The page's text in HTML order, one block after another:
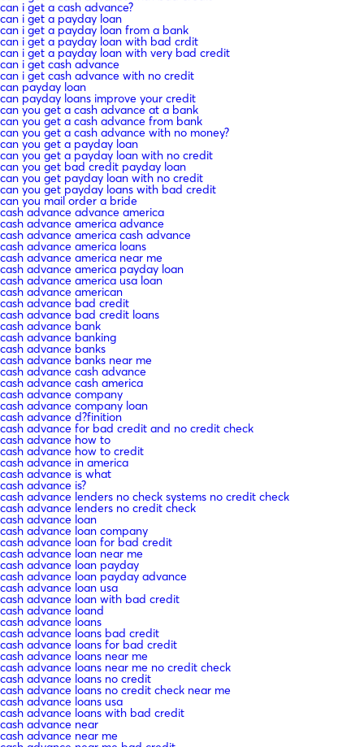
can i get a cash advance?
can i get a payday loan
can i get a payday loan from a bank
can i get a payday loan with bad crdit
can i get a payday loan with very bad credit
can i get cash advance
can i get cash advance with no credit
can payday loan
can payday loans improve your credit
can you get a cash advance at a bank
can you get a cash advance from bank
can you get a cash advance with no money?
can you get a payday loan
can you get a payday loan with no credit
can you get bad credit payday loan
can you get payday loan with no credit
can you get payday loans with bad credit
can you mail order a bride
cash advance advance america
cash advance america advance
cash advance america cash advance
cash advance america loans
cash advance america near me
cash advance america payday loan
cash advance america usa loan
cash advance american
cash advance bad credit
cash advance bad credit loans
cash advance bank
cash advance banking
cash advance banks
cash advance banks near me
cash advance cash advance
cash advance cash america
cash advance company
cash advance company loan
cash advance d?finition
cash advance for bad credit and no credit check
cash advance how to
cash advance how to credit
cash advance in america
cash advance is what
cash advance is?
cash advance lenders no check systems no credit check
cash advance lenders no credit check
cash advance loan
cash advance loan company
cash advance loan for bad credit
cash advance loan near me
cash advance loan payday
cash advance loan payday advance
cash advance loan usa
cash advance loan with bad credit
cash advance loand
cash advance loans
cash advance loans bad credit
cash advance loans for bad credit
cash advance loans near me
cash advance loans near me no credit check
cash advance loans no credit
cash advance loans no credit check near me
cash advance loans usa
cash advance loans with bad credit
cash advance near
cash advance near me